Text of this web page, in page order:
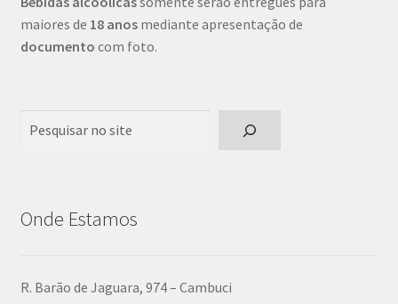
maiores de 18 anosmediante apresentação de
documento com foto.
Onde Estamos
R. Barão de Jaguara, 974 – Cambuci